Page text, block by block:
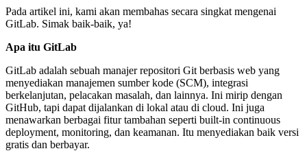
Pada artikel ini, kami akan membahas secara singkat mengenai
GitLab. Simak baik-baik, ya!
Apa itu GitLab
GitLab adalah sebuah manajer repositori Git berbasis web yang
menyediakan manajemen sumber kode (SCM), integrasi
berkelanjutan, pelacakan masalah, dan lainnya. Ini mirip dengan
GitHub, tapi dapat dijalankan di lokal atau di cloud. Ini juga
menawarkan berbagai fitur tambahan seperti built-in continuous
deployment, monitoring, dan keamanan. Itu menyediakan baik versi
gratis dan berbayar.